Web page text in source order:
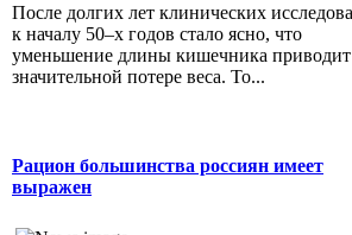
После долгих лет клинических
к началу 50–х годов стало ясно, что
уменьшение длины кишечника
значительной потере веса. То...
Рацион большинства россиян имеет
выражен